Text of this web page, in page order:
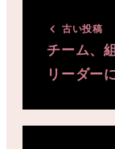
古い投稿
チーム、
リーダー